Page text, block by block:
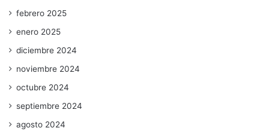
febrero 2025
enero 2025
diciembre 2024
noviembre 2024
octubre 2024
septiembre 2024
agosto 2024